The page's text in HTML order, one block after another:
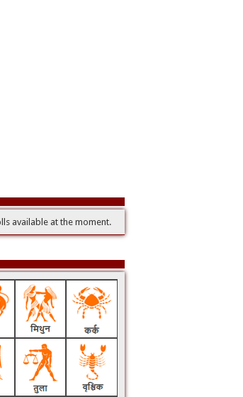
available at the moment.